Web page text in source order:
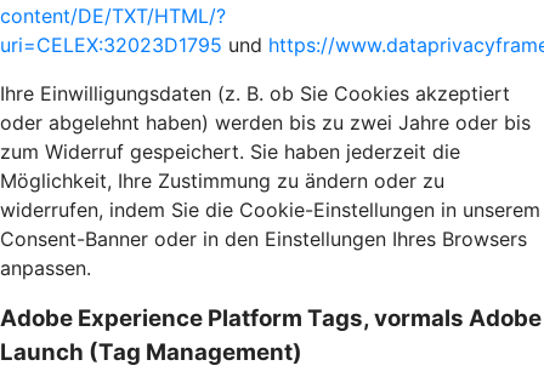
content/DE/TXT/HTML/?
uri=CELEX:32023D1795 und https://
Ihre Einwilligungsdaten (z. B. ob Sie Cookies akzeptiert
oder abgelehnt haben) werden bis zu zwei Jahre oder bis
zum Widerruf gespeichert. Sie haben jederzeit die
Möglichkeit, Ihre Zustimmung zu ändern oder zu
widerrufen, indem Sie die Cookie-Einstellungen in unserem
Consent-Banner oder in den Einstellungen Ihres Browsers
anpassen.
Adobe Experience Platform Tags, vormals Adobe
Launch (Tag Management)